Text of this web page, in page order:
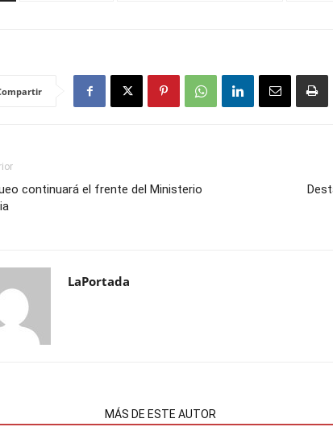
continuará el frente del Ministerio
LaPortada
MÁS DE ESTE AUTOR